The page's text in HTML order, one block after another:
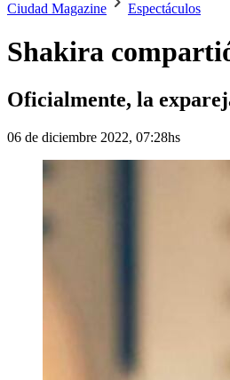
Ciudad Magazine Espectáculos
Shakira
Oficialmente, la
06 de diciembre 2022, 07:28hs